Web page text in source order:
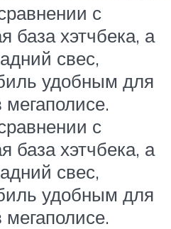
с
база хэтчбека, а
свес,
удобным для
с
база хэтчбека, а
свес,
удобным для